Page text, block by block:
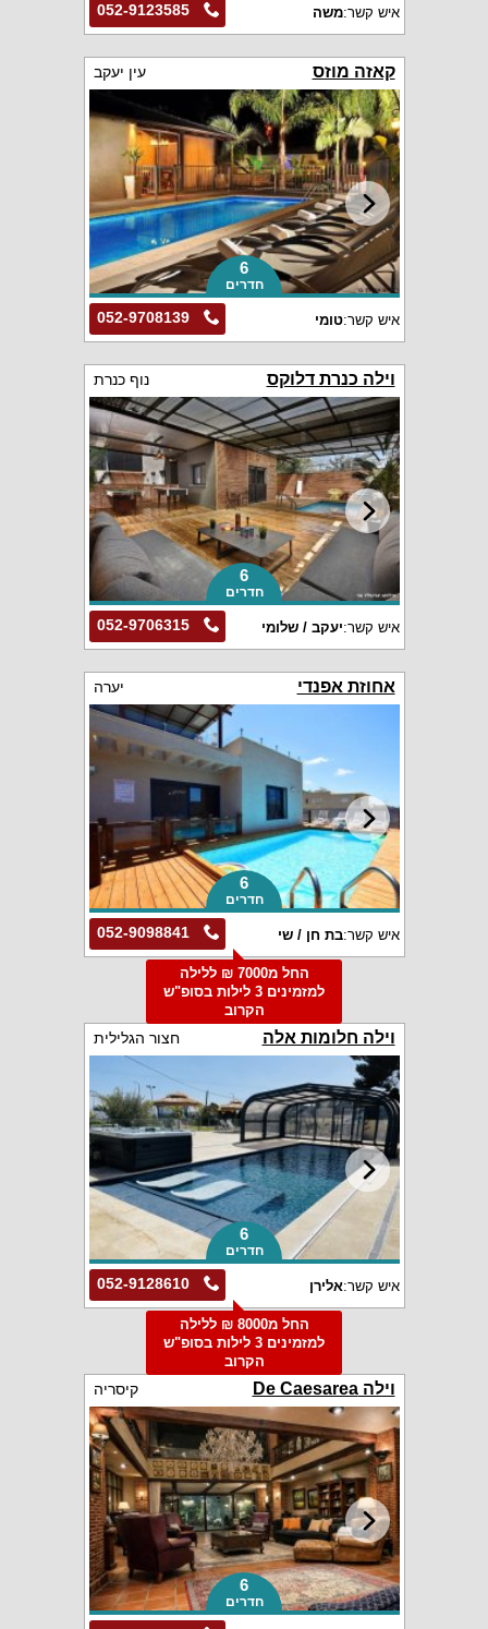
052-9123585 איש קשר:משה
קאזה מוזס עין יעקב
6
חדרים
052-9708139 איש קשר:טומי
וילה כנרת דלוקס נוף כנרת
6
חדרים
052-9706315 איש קשר:יעקב / שלומי
אחוזת אפנדי יערה
6
חדרים
052-9098841 איש קשר:בת חן / שי
החל מ7000 ₪ ללילה
למזמינים 3 לילות בסופ"ש
הקרוב
וילה חלומות אלה חצור הגלילית
6
חדרים
052-9128610 איש קשר:אלירן
החל מ8000 ₪ ללילה
למזמינים 3 לילות בסופ"ש
הקרוב
וילה De Caesarea קיסריה
6
חדרים